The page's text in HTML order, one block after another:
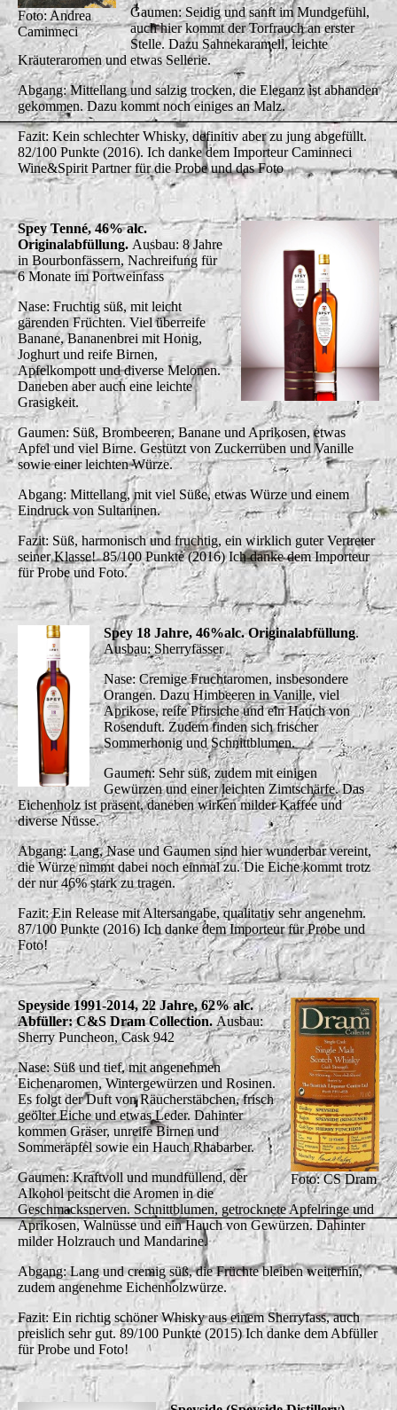
Foto: Andrea
Caminneci
Gaumen: Seidig und sanft im Mundgefühl,
auch hier kommt der Torfrauch an erster
Stelle. Dazu Sahnekaramell, leichte
Kräuteraromen und etwas Sellerie.
Abgang: Mittellang und salzig trocken, die Eleganz ist abhanden
gekommen. Dazu kommt noch einiges an Malz.
Fazit: Kein schlechter Whisky, definitiv aber zu jung abgefüllt.
82/100 Punkte (2016). Ich danke dem Importeur Caminneci
Wine&Spirit Partner für die Probe und das Foto
Spey Tenné, 46% alc.
Originalabfüllung. Ausbau: 8 Jahre
in Bourbonfässern, Nachreifung für
6 Monate im Portweinfass
Nase: Fruchtig süß, mit leicht
gärenden Früchten. Viel überreife
Banane, Bananenbrei mit Honig,
Joghurt und reife Birnen,
Apfelkompott und diverse Melonen.
Daneben aber auch eine leichte
Grasigkeit.
Gaumen: Süß, Brombeeren, Banane und Aprikosen, etwas
Apfel und viel Birne. Gestützt von Zuckerrüben und Vanille
sowie einer leichten Würze.
Abgang: Mittellang, mit viel Süße, etwas Würze und einem
Eindruck von Sultaninen.
Fazit: Süß, harmonisch und fruchtig, ein wirklich guter Vertreter
seiner Klasse! 85/100 Punkte (2016) Ich danke dem Importeur
für Probe und Foto.
Spey 18 Jahre, 46%alc. Originalabfüllung.
Ausbau: Sherryfässer
Nase: Cremige Fruchtaromen, insbesondere
Orangen. Dazu Himbeeren in Vanille, viel
Aprikose, reife Pfirsiche und ein Hauch von
Rosenduft. Zudem finden sich frischer
Sommerhonig und Schnittblumen.
Gaumen: Sehr süß, zudem mit einigen
Gewürzen und einer leichten Zimtschärfe. Das
Eichenholz ist präsent, daneben wirken milder Kaffee und
diverse Nüsse.
Abgang: Lang, Nase und Gaumen sind hier wunderbar vereint,
die Würze nimmt dabei noch einmal zu. Die Eiche kommt trotz
der nur 46% stark zu tragen.
Fazit: Ein Release mit Altersangabe, qualitativ sehr angenehm.
87/100 Punkte (2016) Ich danke dem Importeur für Probe und
Foto!
Foto: CS Dram
Speyside 1991-2014, 22 Jahre, 62% alc.
Abfüller: C&S Dram Collection.Ausbau:
Sherry Puncheon, Cask 942
Nase: Süß und tief, mit angenehmen
Eichenaromen, Wintergewürzen und Rosinen.
Es folgt der Duft von Räucherstäbchen, frisch
geölter Eiche und etwas Leder. Dahinter
kommen Gräser, unreife Birnen und
Sommeräpfel sowie ein Hauch Rhabarber.
Gaumen: Kraftvoll und mundfüllend, der
Alkohol peitscht die Aromen in die
Geschmacksnerven. Schnittblumen, getrocknete Apfelringe und
Aprikosen, Walnüsse und ein Hauch von Gewürzen. Dahinter
milder Holzrauch und Mandarine.
Abgang: Lang und cremig süß, die Früchte bleiben weiterhin,
zudem angenehme Eichenholzwürze.
Fazit: Ein richtig schöner Whisky aus einem Sherryfass, auch
preislich sehr gut. 89/100 Punkte (2015) Ich danke dem Abfüller
für Probe und Foto!